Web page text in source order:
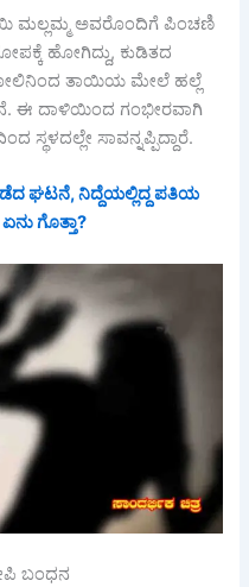
ಮಲ್ಲಮ್ಮ ಅವರೊಂದಿಗೆ ಪಿಂಚಣಿ
ಹೋಗಿದ್ದು, ಕುಡಿತದ
ತಾಯಿಯ ಮೇಲೆ ಹಲ್ಲೆ
ಈ ದಾಳಿಯಿಂದ ಗಂಭೀರವಾಗಿ
ಸ್ಥಳದಲ್ಲೇ ಸಾವನ್ನಪ್ಪಿದ್ದಾರೆ.
ಘಟನೆ, ನಿದ್ದೆಯಲ್ಲಿದ್ದ ಪತಿಯ
ಗೊತ್ತಾ?
ಬಂಧನ